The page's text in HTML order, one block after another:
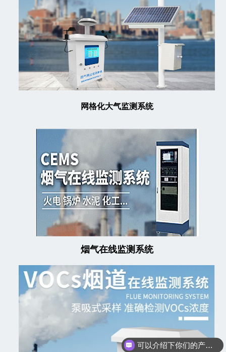
网格化大气监测系统
烟气在线监测系统
你们是怎么收费的呢